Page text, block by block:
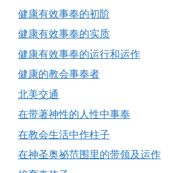
健康有效事奉的初阶
健康有效事奉的实质
健康有效事奉的运行和运作
健康的教会事奉者
北美交通
在带著神性的人性中事奉
在教会生活中作柱子
在神圣奥祕范围里的带领及运作